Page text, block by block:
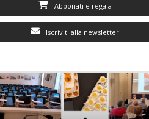
Abbonati e regala
Iscriviti alla newsletter